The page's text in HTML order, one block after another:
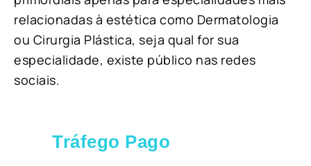
relacionadas à estética como Dermatologia
ou Cirurgia Plástica, seja qual for sua
especialidade, existe público nas redes
sociais.
Tráfego Pago